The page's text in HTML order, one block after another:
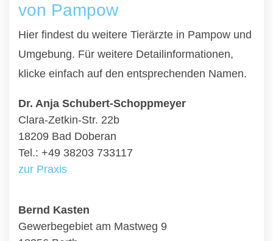
von Pampow
Hier findest du weitere Tierärzte in Pampow und
Umgebung. Für weitere Detailinformationen,
klicke einfach auf den entsprechenden Namen.
Dr. Anja Schubert-Schoppmeyer
Clara-Zetkin-Str. 22b
18209 Bad Doberan
Tel.: +49 38203 733117
zur Praxis
Bernd Kasten
Gewerbegebiet am Mastweg 9